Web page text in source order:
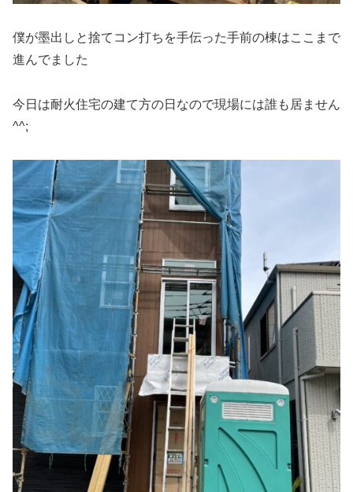
僕が墨出しと捨てコン打ちを手伝った手前の棟はここまで
進んでました
今日は耐火住宅の建て方の日なので現場には誰も居ません
^^;